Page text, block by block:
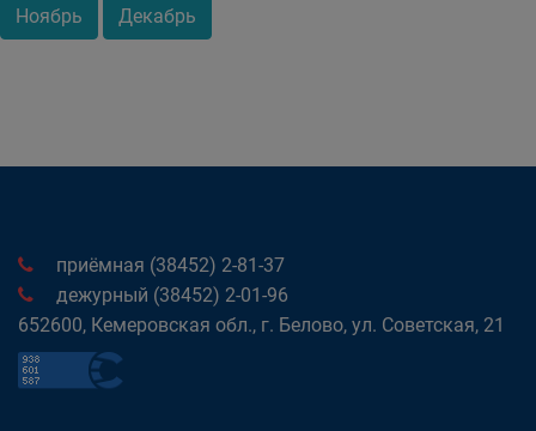
Ноябрь Декабрь
приёмная (38452) 2-81-37
дежурный (38452) 2-01-96
652600, Кемеровская обл., г. Белово, ул. Советская, 21